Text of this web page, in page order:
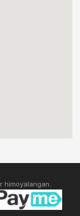
himoyalangan.